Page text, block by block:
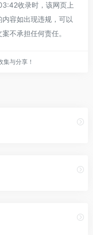
收录时，该网页上
容如出现违规，可以
不承担任何责任。
与分享！